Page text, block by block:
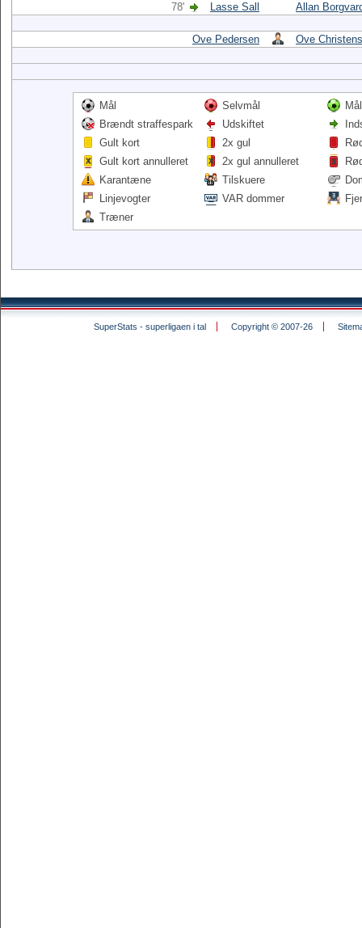
78'
Lasse Sall Allan
Ove Pedersen Ove
Mål Selvmål
Brændt straffespark
Udskiftet
Gult kort
2x gul
Gult kort annulleret
2x gul annulleret
Karantæne
Tilskuere
Linjevogter
VAR dommer
Træner
SuperStats - superligaen i tal Copyright © 2007-26